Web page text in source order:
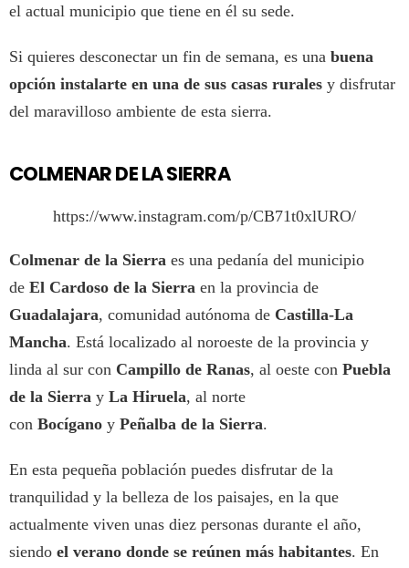
el actual municipio que tiene en él su sede.
Si quieres desconectar un fin de semana, es una buena
opción instalarte en una de sus casas rurales y disfrutar
del maravilloso ambiente de esta sierra.
COLMENAR DE LA SIERRA
https://www.instagram.com/p/CB71t0xlURO/
Colmenar de la Sierra es una pedanía del municipio
de El Cardoso de la Sierra en la provincia de
Guadalajara, comunidad autónoma de Castilla-La
Mancha. Está localizado al noroeste de la provincia y
linda al sur con Campillo de Ranas, al oeste con Puebla
de la Sierra y La Hiruela, al norte
con Bocígano y Peñalba de la Sierra.
En esta pequeña población puedes disfrutar de la
tranquilidad y la belleza de los paisajes, en la que
actualmente viven unas diez personas durante el año,
siendo el verano donde se reúnen más habitantes. En